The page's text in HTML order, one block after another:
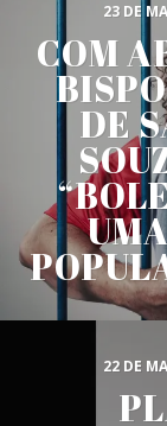
23 DE
COM
DE
22 DE